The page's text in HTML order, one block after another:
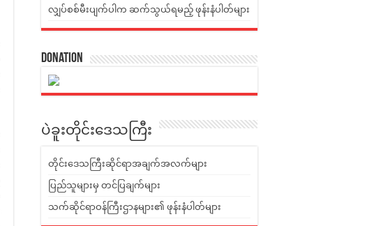
လျှပ်စစ်မီးပျက်ပါက ဆက်သွယ်ရမည့် ဖုန်းနံပါတ်များ
Donation
ပဲခူးတိုင်းဒေသကြီး
တိုင်းဒေသကြီးဆိုင်ရာအချက်အလက်များ
ပြည်သူများမှ တင်ပြချက်များ
သက်ဆိုင်ရာဝန်ကြီးဌာနများ၏ ဖုန်းနံပါတ်များ